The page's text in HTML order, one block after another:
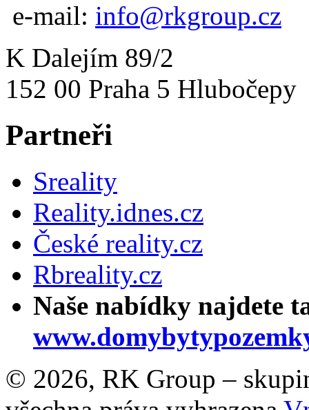
e-mail: info@rkgroup.cz
K Dalejím 89/2
152 00 Praha 5 Hlubočepy
Partneři
Sreality
Reality.idnes.cz
České reality.cz
Rbreality.cz
Naše nabídky najdete
© 2026, RK Group –